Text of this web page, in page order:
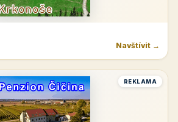
Navštívit →
REKLAMA